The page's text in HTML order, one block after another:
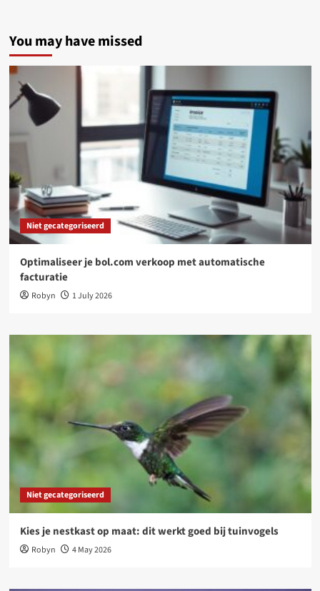
You may have missed
Niet gecategoriseerd
Optimaliseer je bol.com verkoop met automatische
facturatie
Robyn 1 July 2026
Niet gecategoriseerd
Kies je nestkast op maat: dit werkt goed bij tuinvogels
Robyn 4 May 2026